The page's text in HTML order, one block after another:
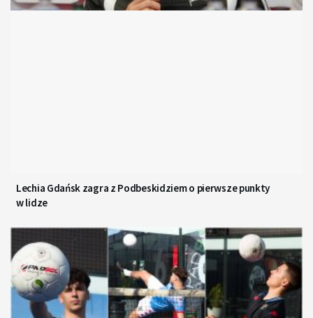
Lechia Gdańsk zagra z Podbeskidziem o pierwsze punkty
w lidze